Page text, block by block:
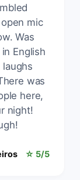
mic
Was
English
was
here,
night!
☆ 5/5